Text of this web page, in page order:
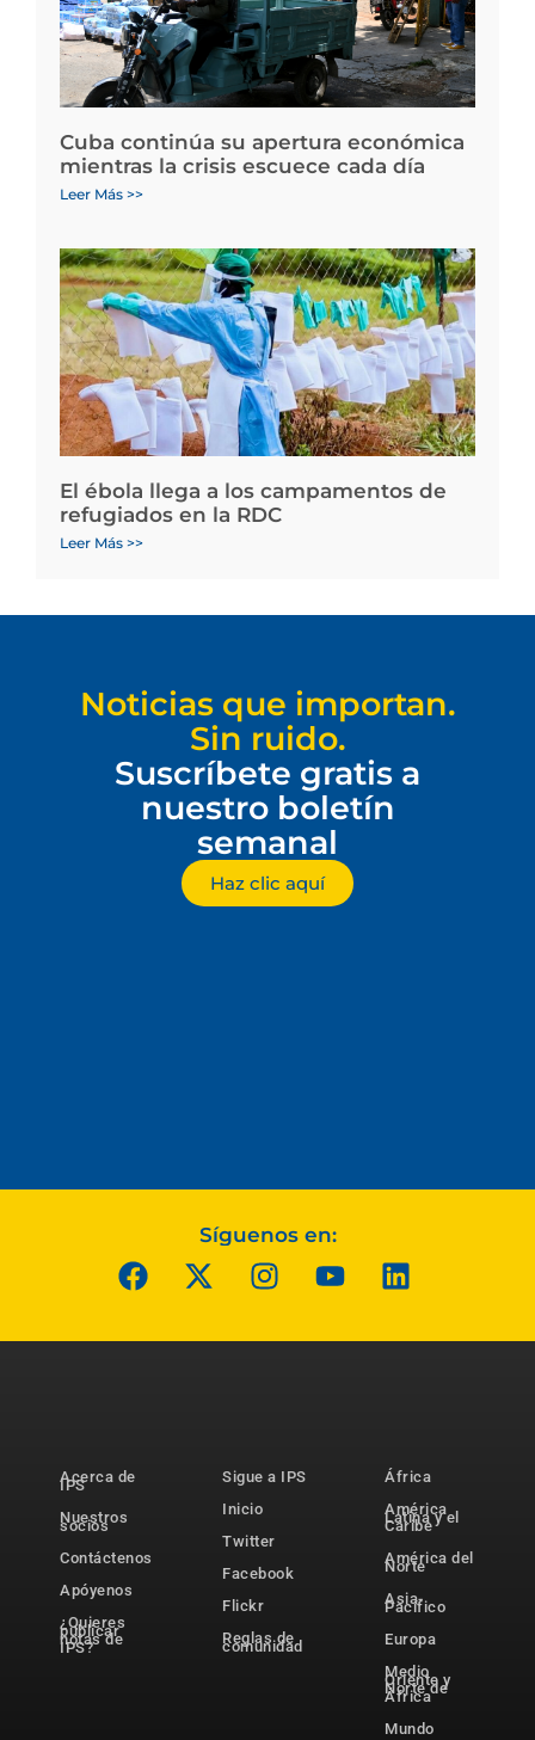
Cuba continúa su apertura económica
mientras la crisis escuece cada día
Leer Más >>
El ébola llega a los campamentos de
refugiados en la RDC
Leer Más >>
Noticias que importan.
Sin ruido.
Suscríbete gratis a
nuestro boletín
semanal
Haz clic aquí
Síguenos en:
Acerca de
IPS
Nuestros
socios
Contáctenos
Apóyenos
¿Quieres
publicar
notas de
IPS?
Sigue a IPS
Inicio
Twitter
Facebook
Flickr
Reglas de
comunidad
África
América
Latina y el
Caribe
América del
Norte
Asia-
Pacífico
Europa
Medio
Oriente y
Norte de
África
Mundo